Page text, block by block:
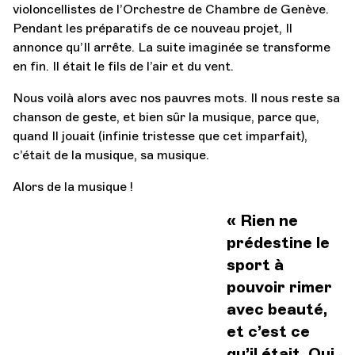
violoncellistes de l’Orchestre de Chambre de Genève.
Pendant les préparatifs de ce nouveau projet, Il
annonce qu’Il arrête. La suite imaginée se transforme
en fin. Il était le fils de l’air et du vent.
Nous voilà alors avec nos pauvres mots. Il nous reste sa
chanson de geste, et bien sûr la musique, parce que,
quand Il jouait (infinie tristesse que cet imparfait),
c’était de la musique, sa musique.
Alors de la musique !
« Rien ne
prédestine le
sport à
pouvoir rimer
avec beauté,
et c’est ce